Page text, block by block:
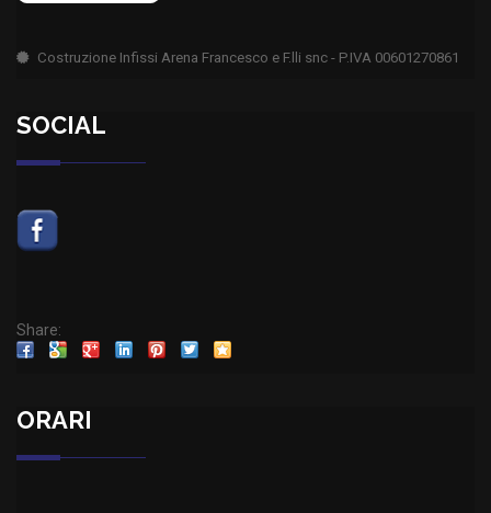
Costruzione Infissi Arena Francesco e F.lli snc - P.IVA 00601270861
SOCIAL
Share:
ORARI